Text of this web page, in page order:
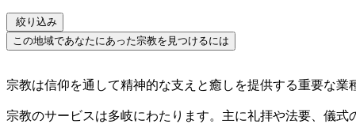
絞り込み
この地域であなたにあった宗教を見つけるには
宗教は信仰を通して精神的な支えと癒しを提供する重要な
宗教のサービスは多岐にわたります。主に礼拝や法要、儀